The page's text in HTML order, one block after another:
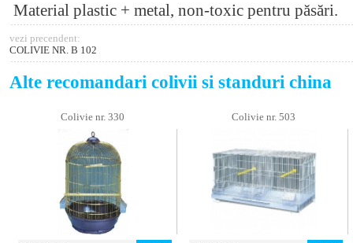
Material plastic + metal, non-toxic pentru păsări.
vezi precendent:
COLIVIE NR. B 102
Alte recomandari colivii si standuri china
Colivie nr. 330 Colivie nr. 503